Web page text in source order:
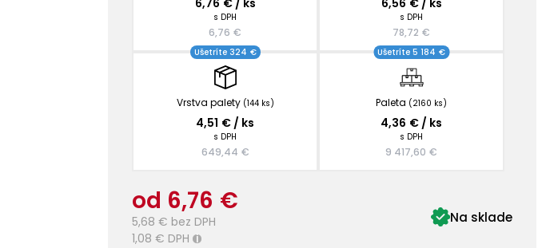
6,76 € / ks
s DPH
6,76 €
6,56 € / ks
s DPH
78,72 €
Vrstva palety (144 ks)
Ušetríte 324 €
4,51 € / ks
s DPH
649,44 €
Paleta (2160 ks)
Ušetríte 5 184 €
4,36 € / ks
s DPH
9 417,60 €
od 6,76 €
5,68 € bez DPH
1,08 € DPH i
Na sklade